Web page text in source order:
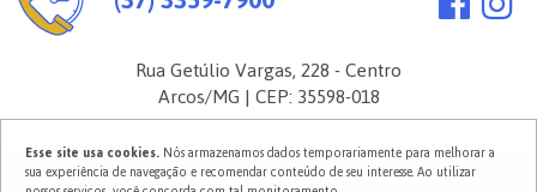
Rua Getúlio Vargas, 228 - Centro
Arcos/MG | CEP: 35598-018
2026 ©Prefeitura Municipal de Arcos. Todos os direitos reservados.
Esse site usa cookies.Nós armazenamos dados temporariamente para melhorar a
sua experiência de navegação e recomendar conteúdo de seu interesse. Ao utilizar